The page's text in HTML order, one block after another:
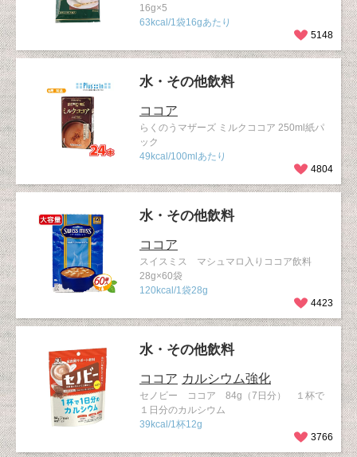
16g×5
63kcal/1袋16gあたり
5148
水・その他飲料
ココア
らくのうマザーズ ミルクココア 250ml紙パ
ック
49kcal/100mlあたり
4804
水・その他飲料
ココア
スイスミス マシュマロ入りココア飲料
28g×60袋
120kcal/1袋28g
4423
水・その他飲料
ココア カルシウム強化
セノビー ココア 84g（7日分） １杯で
１日分のカルシウム
39kcal/1杯12g
3766